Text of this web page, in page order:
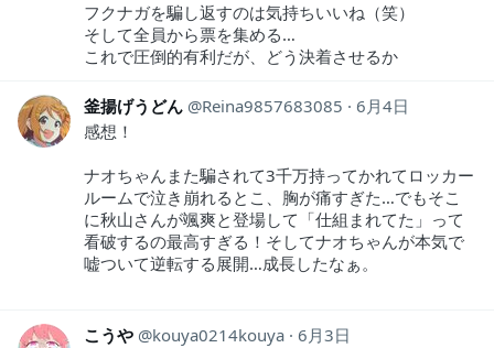
フクナガを騙し返すのは気持ちいいね（笑）
そして全員から票を集める…
これで圧倒的有利だが、どう決着させるか
釜揚げうどん Reina9857683085
6月4日
感想！
ナオちゃんまた騙されて3千万持ってかれてロッカー
ルームで泣き崩れるとこ、胸が痛すぎた…でもそこ
に秋山さんが颯爽と登場して「仕組まれてた」って
看破するの最高すぎる！そしてナオちゃんが本気で
嘘ついて逆転する展開…成長したなぁ。
こうや kouya0214kouya 6月3日